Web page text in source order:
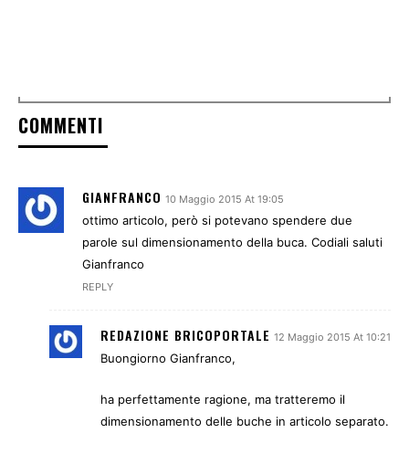
COMMENTI
GIANFRANCO 10 Maggio 2015 At 19:05
ottimo articolo, però si potevano spendere due
parole sul dimensionamento della buca. Codiali saluti
Gianfranco
REPLY
REDAZIONE BRICOPORTALE 12 Maggio 2015 At 10:21
Buongiorno Gianfranco,
ha perfettamente ragione, ma tratteremo il
dimensionamento delle buche in articolo separato.